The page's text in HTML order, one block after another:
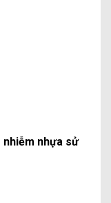
nhựa sử